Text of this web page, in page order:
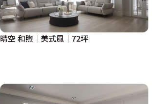
晴空 和煦｜美式風｜72坪